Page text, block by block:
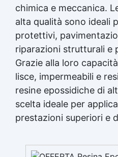
chimica e meccanica.
alta qualità sono ideali
protettivi,
riparazioni strutturali e
Grazie alla loro
lisce, impermeabili e
resine epossidiche di
scelta ideale per
prestazioni superiori e